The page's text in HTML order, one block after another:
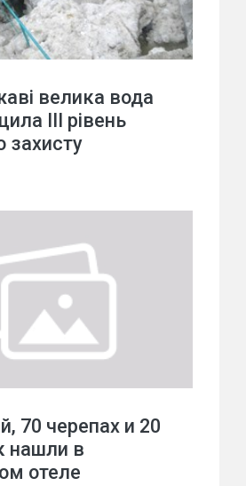
велика вода
ІІІ рівень
захисту
70 черепах и 20
нашли в
отеле